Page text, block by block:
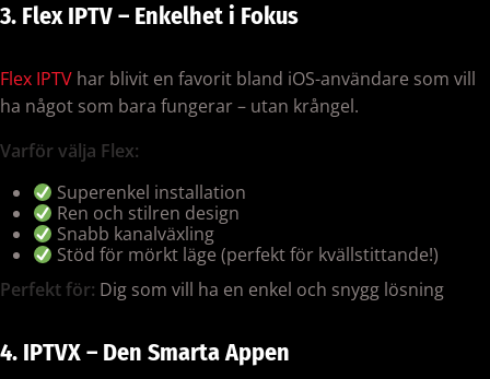
3. Flex IPTV – Enkelhet i Fokus
Flex IPTV har blivit en favorit bland iOS-användare som vill
ha något som bara fungerar – utan krångel.
Varför välja Flex:
Superenkel installation
Ren och stilren design
Snabb kanalväxling
Stöd för mörkt läge (perfekt för kvällstittande!)
Perfekt för: Dig som vill ha en enkel och snygg lösning
4. IPTVX – Den Smarta Appen